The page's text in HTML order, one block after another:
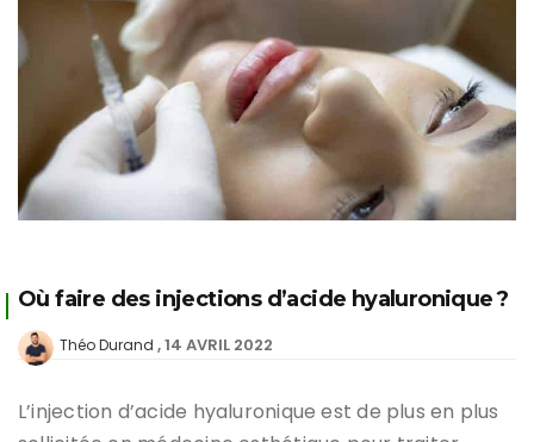
Où faire des injections d’acide hyaluronique ?
Théo Durand 14 AVRIL 2022
L’injection d’acide hyaluronique est de plus en plus